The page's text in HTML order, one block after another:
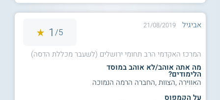
אביגיל 21/08/2019
5/
1
המרכז האקדמי הרב תחומי ירושלים (לשעבר מכללת הדסה)
מה אתה אוהב/לא אוהב במוסד
הלימודים?
האווירה ,הצוות ,החברה הרמה הנמוכה
על הקמפוס